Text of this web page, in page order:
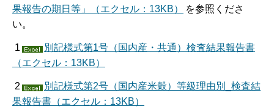
果報告の期日等」（エクセル：13KB）
を参照くださ
い。
1
別記様式第1号（国内産・共通）検査結果報告書
（エクセル：13KB）
2
別記様式第2号（国内産米穀）等級理由別_検査結
果報告書（エクセル：13KB）